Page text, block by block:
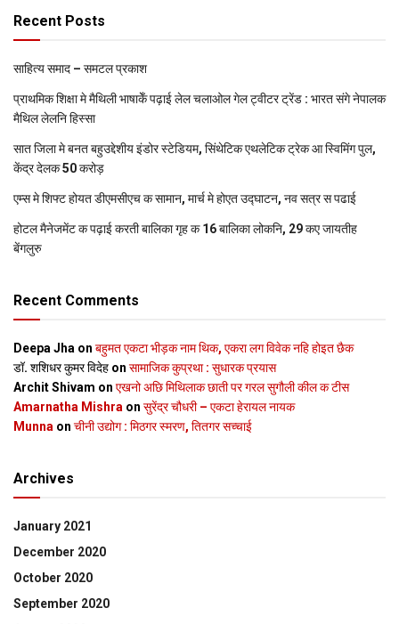
Recent Posts
साहित्य समाद – समटल प्रकाश
प्राथमिक शि‍क्षा मे मैथि‍ली भाषाकेँ पढ़ाई लेल चलाओल गेल ट्वीटर ट्रेंड : भारत संगे नेपालक
मैथिल लेलनि हिस्सा
सात जिला मे बनत बहुउद्देशीय इंडोर स्‍टेडि‍यम, सिंथेटिक एथलेटिक ट्रेक आ स्विमिंग पुल,
केंद्र देलक 50 करोड़
एम्स मे शिफ्ट होयत डीएमसीएच क सामान, मार्च मे होएत उद्घाटन, नव सत्र स पढाई
होटल मैनेजमेंट क पढ़ाई करती बालिका गृह क 16 बालिका लोकनि, 29 कए जायतीह
बेंगलुरु
Recent Comments
Deepa Jha on बहुमत एकटा भीड़क नाम थिक, एकरा लग विवेक नहि होइत छैक
डॉ. शशिधर कुमर विदेह on सामाजिक कुप्रथा : सुधारक प्रयास
Archit Shivam on एखनो अछि मिथिलाक छाती पर गरल सुगौली कील क टीस
Amarnatha Mishra on सुरेंद्र चौधरी – एकटा हेरायल नायक
Munna on चीनी उद्योग : मिठगर स्‍मरण, तितगर सच्‍चाई
Archives
January 2021
December 2020
October 2020
September 2020